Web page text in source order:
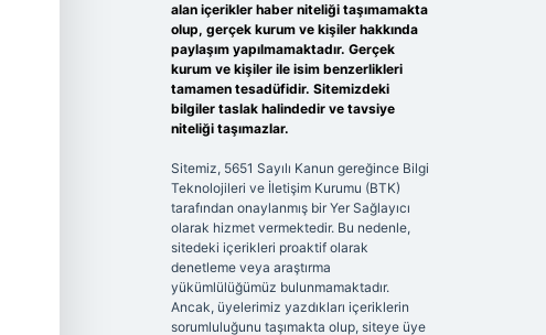
alan içerikler haber niteliği taşımamakta
olup, gerçek kurum ve kişiler hakkında
paylaşım yapılmamaktadır. Gerçek
kurum ve kişiler ile isim benzerlikleri
tamamen tesadüfidir. Sitemizdeki
bilgiler taslak halindedir ve tavsiye
niteliği taşımazlar.
Sitemiz, 5651 Sayılı Kanun gereğince Bilgi
Teknolojileri ve İletişim Kurumu (BTK)
tarafından onaylanmış bir Yer Sağlayıcı
olarak hizmet vermektedir. Bu nedenle,
sitedeki içerikleri proaktif olarak
denetleme veya araştırma
yükümlülüğümüz bulunmamaktadır.
Ancak, üyelerimiz yazdıkları içeriklerin
sorumluluğunu taşımakta olup, siteye üye